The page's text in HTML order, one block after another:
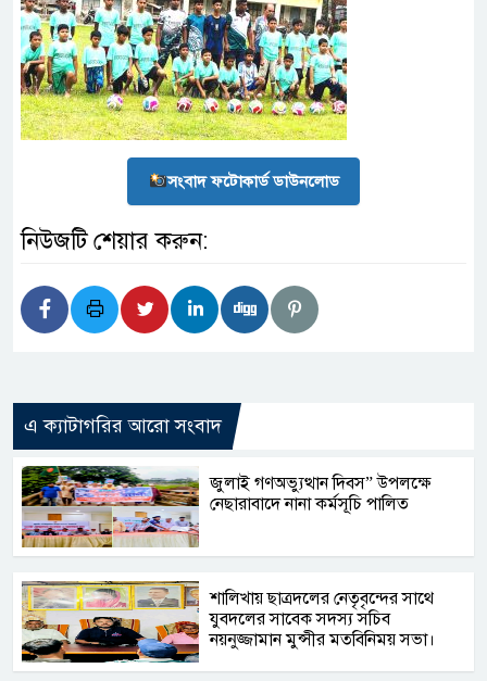
সংবাদ ফটোকার্ড ডাউনলোড
নিউজটি শেয়ার করুন:
এ ক্যাটাগরির আরো সংবাদ
জুলাই গণঅভ্যুত্থান দিবস” উপলক্ষে
নেছারাবাদে নানা কর্মসূচি পালিত
শালিখায় ছাত্রদলের নেতৃবৃন্দের সাথে
যুবদলের সাবেক সদস্য সচিব
নয়নুজ্জামান মুন্সীর মতবিনিময় সভা।